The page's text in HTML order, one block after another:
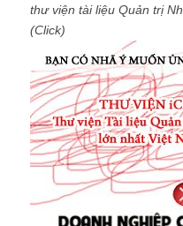
thư viện tài liệu Quản trị
(Click)